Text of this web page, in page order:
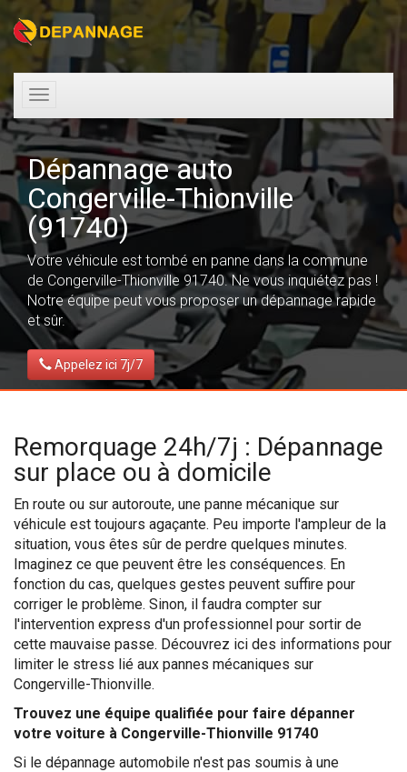
Toggle
navigation
Dépannage auto
Congerville-Thionville
(91740)
Votre véhicule est tombé en panne dans la commune
de Congerville-Thionville 91740. Ne vous inquiétez pas !
Notre équipe peut vous proposer un dépannage rapide
et sûr.
Appelez ici 7j/7
Remorquage 24h/7j : Dépannage
sur place ou à domicile
En route ou sur autoroute, une panne mécanique sur
véhicule est toujours agaçante. Peu importe l'ampleur de la
situation, vous êtes sûr de perdre quelques minutes.
Imaginez ce que peuvent être les conséquences. En
fonction du cas, quelques gestes peuvent suffire pour
corriger le problème. Sinon, il faudra compter sur
l'intervention express d'un professionnel pour sortir de
cette mauvaise passe. Découvrez ici des informations pour
limiter le stress lié aux pannes mécaniques sur
Congerville-Thionville.
Trouvez une équipe qualifiée pour faire dépanner
votre voiture à Congerville-Thionville 91740
Si le dépannage automobile n'est pas soumis à une